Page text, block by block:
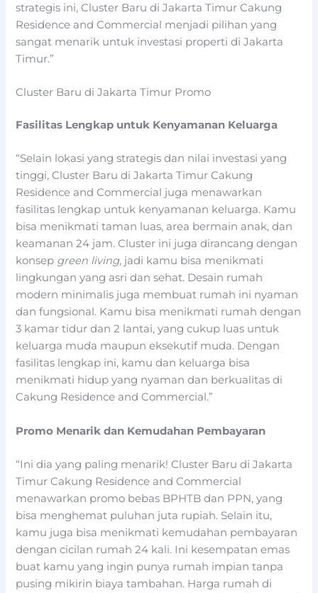
strategis ini, Cluster Baru di Jakarta Timur Cakung
Residence and Commercial menjadi pilihan yang
sangat menarik untuk investasi properti di Jakarta
Timur.”
Cluster Baru di Jakarta Timur Promo
Fasilitas Lengkap untuk Kenyamanan Keluarga
“Selain lokasi yang strategis dan nilai investasi yang
tinggi, Cluster Baru di Jakarta Timur Cakung
Residence and Commercial juga menawarkan
fasilitas lengkap untuk kenyamanan keluarga. Kamu
bisa menikmati taman luas, area bermain anak, dan
keamanan 24 jam. Cluster ini juga dirancang dengan
konsep green living, jadi kamu bisa menikmati
lingkungan yang asri dan sehat. Desain rumah
modern minimalis juga membuat rumah ini nyaman
dan fungsional. Kamu bisa menikmati rumah dengan
3 kamar tidur dan 2 lantai, yang cukup luas untuk
keluarga muda maupun eksekutif muda. Dengan
fasilitas lengkap ini, kamu dan keluarga bisa
menikmati hidup yang nyaman dan berkualitas di
Cakung Residence and Commercial.”
Promo Menarik dan Kemudahan Pembayaran
“Ini dia yang paling menarik! Cluster Baru di Jakarta
Timur Cakung Residence and Commercial
menawarkan promo bebas BPHTB dan PPN, yang
bisa menghemat puluhan juta rupiah. Selain itu,
kamu juga bisa menikmati kemudahan pembayaran
dengan cicilan rumah 24 kali. Ini kesempatan emas
buat kamu yang ingin punya rumah impian tanpa
pusing mikirin biaya tambahan. Harga rumah di